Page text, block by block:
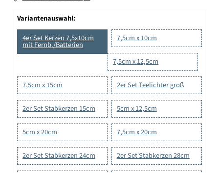
Variantenauswahl:
4er Set Kerzen 7,5x10cm
mit Fernb./Batterien
7,5cm x 10cm
7,5cm x 12,5cm
2er Set Teelichter groß
7,5cm x 15cm
5cm x 12,5cm
2er Set Stabkerzen 15cm
7,5cm x 20cm
5cm x 20cm
2er Set Stabkerzen 28cm
2er Set Stabkerzen 24cm